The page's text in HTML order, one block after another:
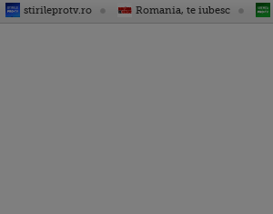
stirileprotv.ro Romania, te iubesc